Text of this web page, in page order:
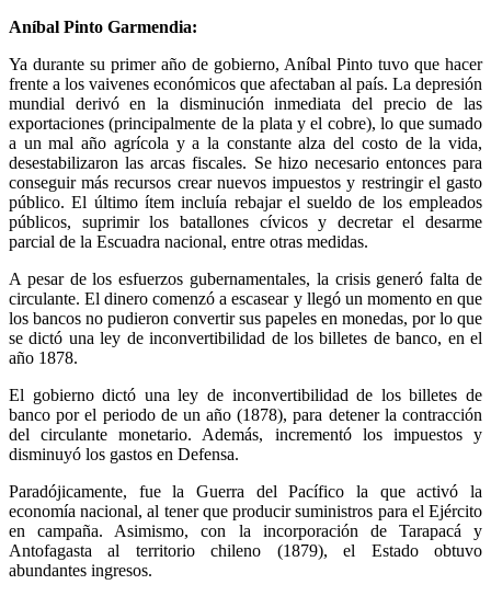
Aníbal Pinto Garmendia:
Ya durante su primer año de gobierno, Aníbal Pinto tuvo que hacer
frente a los vaivenes económicos que afectaban al país. La depresión
mundial derivó en la disminución inmediata del precio de las
exportaciones (principalmente de la plata y el cobre), lo que sumado
a un mal año agrícola y a la constante alza del costo de la vida,
desestabilizaron las arcas fiscales. Se hizo necesario entonces para
conseguir más recursos crear nuevos impuestos y restringir el gasto
público. El último ítem incluía rebajar el sueldo de los empleados
públicos, suprimir los batallones cívicos y decretar el desarme
parcial de la Escuadra nacional, entre otras medidas.
A pesar de los esfuerzos gubernamentales, la crisis generó falta de
circulante. El dinero comenzó a escasear y llegó un momento en que
los bancos no pudieron convertir sus papeles en monedas, por lo que
se dictó una ley de inconvertibilidad de los billetes de banco, en el
año 1878.
El gobierno dictó una ley de inconvertibilidad de los billetes de
banco por el periodo de un año (1878), para detener la contracción
del circulante monetario. Además, incrementó los impuestos y
disminuyó los gastos en Defensa.
Paradójicamente, fue la Guerra del Pacífico la que activó la
economía nacional, al tener que producir suministros para el Ejército
en campaña. Asimismo, con la incorporación de Tarapacá y
Antofagasta al territorio chileno (1879), el Estado obtuvo
abundantes ingresos.